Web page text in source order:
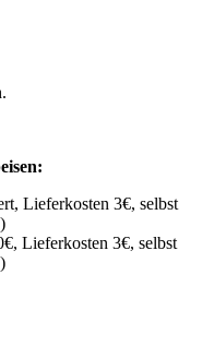
Lieferkosten 3€, selbst
Lieferkosten 3€, selbst